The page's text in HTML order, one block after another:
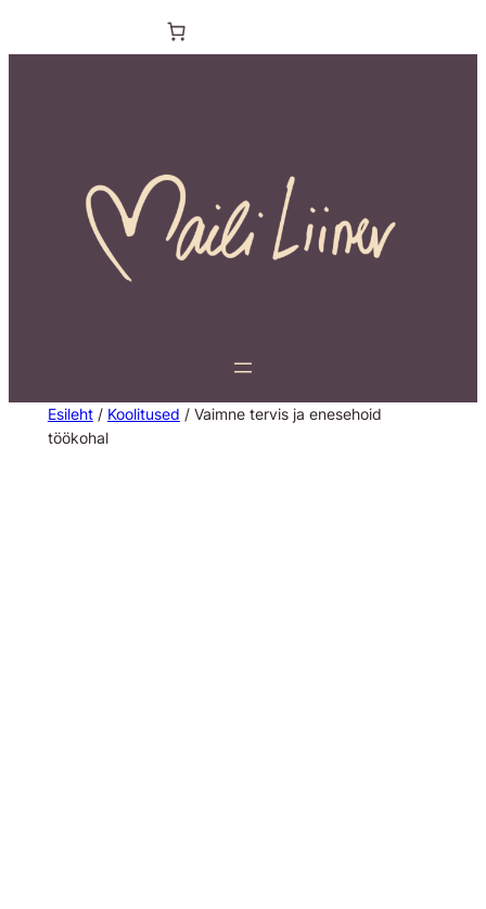
Esileht/ Koolitused / Vaimne tervis ja enesehoid
töökohal